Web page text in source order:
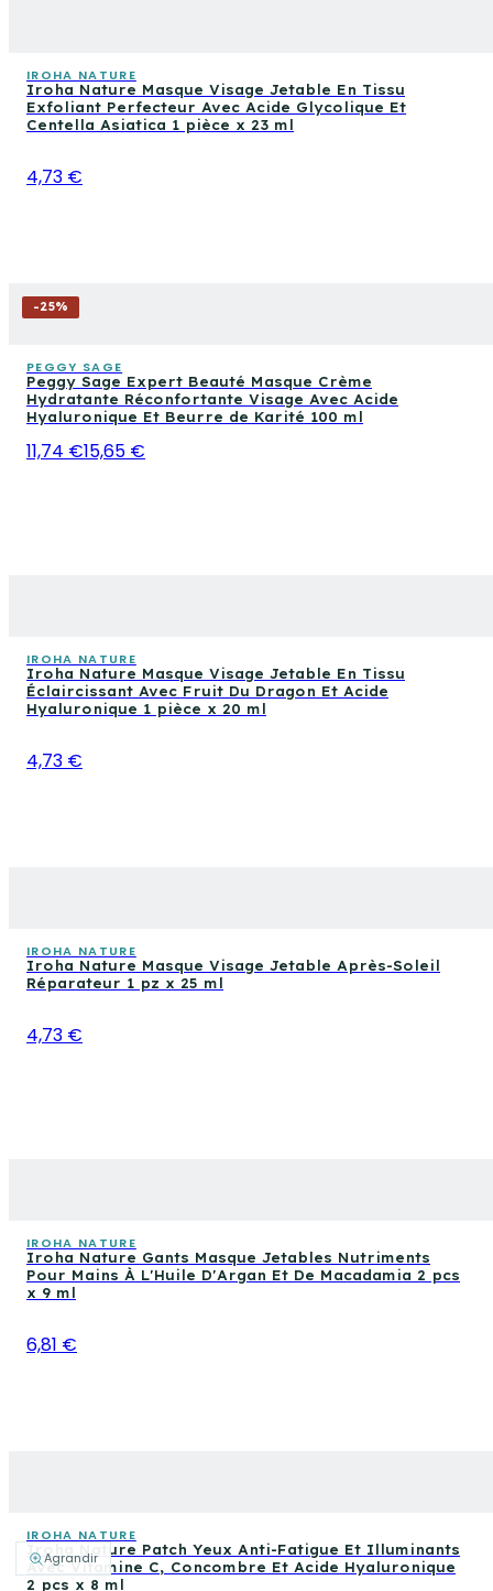
Agrandir
IROHA NATURE
Iroha Nature Masque Visage Jetable En Tissu
Exfoliant Perfecteur Avec Acide Glycolique Et
Centella Asiatica 1 pièce x 23 ml
4,73 €
-25%
PEGGY SAGE
Peggy Sage Expert Beauté Masque Crème
Hydratante Réconfortante Visage Avec Acide
Hyaluronique Et Beurre de Karité 100 ml
11,74 €15,65 €
IROHA NATURE
Iroha Nature Masque Visage Jetable En Tissu
Éclaircissant Avec Fruit Du Dragon Et Acide
Hyaluronique 1 pièce x 20 ml
4,73 €
IROHA NATURE
Iroha Nature Masque Visage Jetable Après-Soleil
Réparateur 1 pz x 25 ml
4,73 €
IROHA NATURE
Iroha Nature Gants Masque Jetables Nutriments
Pour Mains À L'Huile D'Argan Et De Macadamia 2 pcs
x 9 ml
6,81 €
IROHA NATURE
Iroha Nature Patch Yeux Anti-Fatigue Et Illuminants
Avec Vitamine C, Concombre Et Acide Hyaluronique
2 pcs x 8 ml